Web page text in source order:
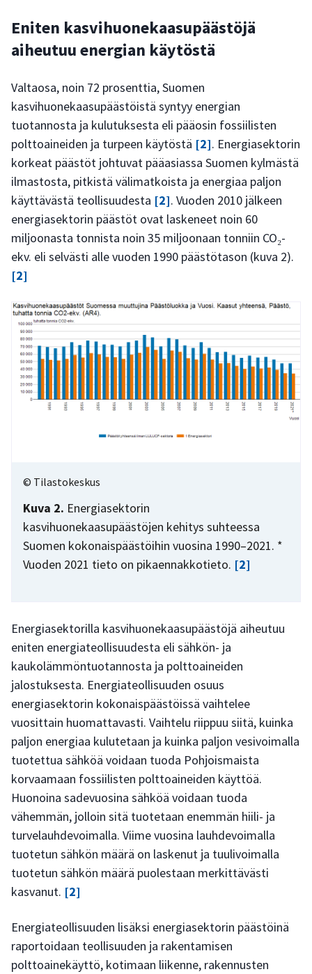
Eniten kasvihuonekaasupäästöjä
aiheutuu energian käytöstä
Valtaosa, noin 72 prosenttia, Suomen
kasvihuonekaasupäästöistä syntyy energian
tuotannosta ja kulutuksesta eli pääosin fossiilisten
polttoaineiden ja turpeen käytöstä [2]. Energiasektorin
korkeat päästöt johtuvat pääasiassa Suomen kylmästä
ilmastosta, pitkistä välimatkoista ja energiaa paljon
käyttävästä teollisuudesta [2]. Vuoden 2010 jälkeen
energiasektorin päästöt ovat laskeneet noin 60
miljoonasta tonnista noin 35 miljoonaan tonniin CO₂-
ekv. eli selvästi alle vuoden 1990 päästötason (kuva 2).
[2]
Kuva 2. Energiasektorin
kasvihuonekaasupäästöjen kehitys suhteessa
Suomen kokonaispäästöihin vuosina 1990–2021. *
Vuoden 2021 tieto on pikaennakkotieto. [2]
© Tilastokeskus
Energiasektorilla kasvihuonekaasupäästöjä aiheutuu
eniten energiateollisuudesta eli sähkön- ja
kaukolämmöntuotannosta ja polttoaineiden
jalostuksesta. Energiateollisuuden osuus
energiasektorin kokonaispäästöissä vaihtelee
vuosittain huomattavasti. Vaihtelu riippuu siitä, kuinka
paljon energiaa kulutetaan ja kuinka paljon vesivoimalla
tuotettua sähköä voidaan tuoda Pohjoismaista
korvaamaan fossiilisten polttoaineiden käyttöä.
Huonoina sadevuosina sähköä voidaan tuoda
vähemmän, jolloin sitä tuotetaan enemmän hiili- ja
turvelauhdevoimalla. Viime vuosina lauhdevoimalla
tuotetun sähkön määrä on laskenut ja tuulivoimalla
tuotetun sähkön määrä puolestaan merkittävästi
kasvanut. [2]
Energiateollisuuden lisäksi energiasektorin päästöinä
raportoidaan teollisuuden ja rakentamisen
polttoainekäyttö, kotimaan liikenne, rakennusten